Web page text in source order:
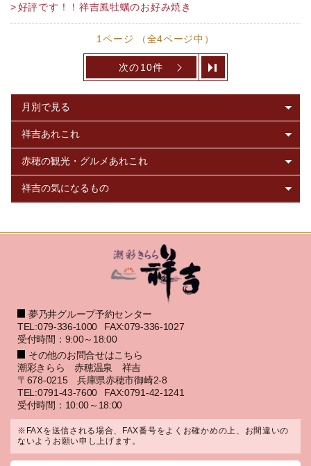
好評です！！祥吉風牡蠣のお好み焼き
1ページ （全4ページ中）
次の10件
夢乃井グループ予約センター
TEL:079-336-1000
FAX:079-336-1027
受付時間：9:00～18:00
その他のお問合せはこちら
潮彩きらら 赤穂温泉 祥吉
〒678-0215 兵庫県赤穂市御崎2-8
TEL:0791-43-7600
FAX:0791-42-1241
受付時間：10:00～18:00
※FAXを送信される場合、FAX番号をよくお確かめの上、お間違いの
ないようお願い申し上げます。